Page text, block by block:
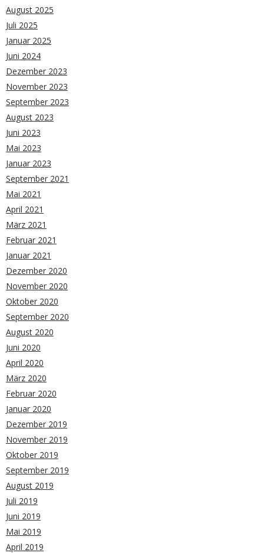
August 2025
Juli 2025
Januar 2025
Juni 2024
Dezember 2023
November 2023
September 2023
August 2023
Juni 2023
Mai 2023
Januar 2023
September 2021
Mai 2021
April 2021
März 2021
Februar 2021
Januar 2021
Dezember 2020
November 2020
Oktober 2020
September 2020
August 2020
Juni 2020
April 2020
März 2020
Februar 2020
Januar 2020
Dezember 2019
November 2019
Oktober 2019
September 2019
August 2019
Juli 2019
Juni 2019
Mai 2019
April 2019